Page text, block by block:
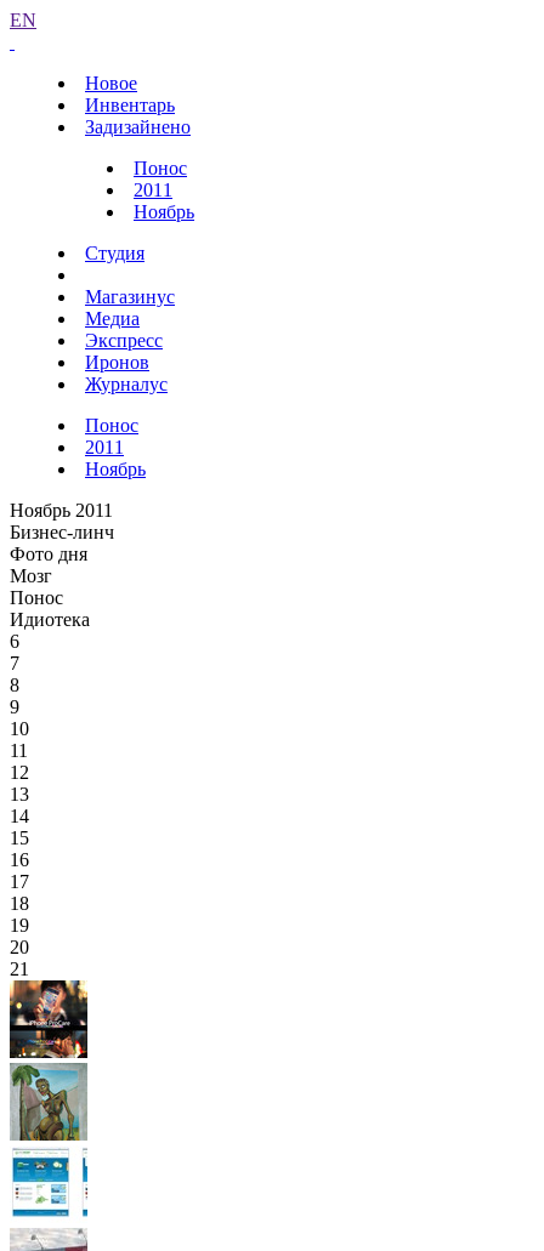
EN
Новое
Инвентарь
Задизайнено
Понос
2011
Ноябрь
Студия
Магазинус
Медиа
Экспресс
Иронов
Журналус
Понос
2011
Ноябрь
Ноябрь 2011
Бизнес-линч
Фото дня
Мозг
Понос
Идиотека
6
7
8
9
10
11
12
13
14
15
16
17
18
19
20
21